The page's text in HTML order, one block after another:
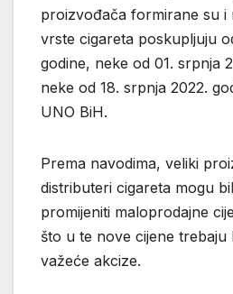
proizvođača formirane su i
vrste cigareta poskupljuju
godine, neke od 01. srpnja
neke od 18. srpnja 2022.
UNO BiH.
Prema navodima, veliki
distributeri cigareta mogu
promijeniti maloprodajne
što u te nove cijene trebaju
važeće akcize.